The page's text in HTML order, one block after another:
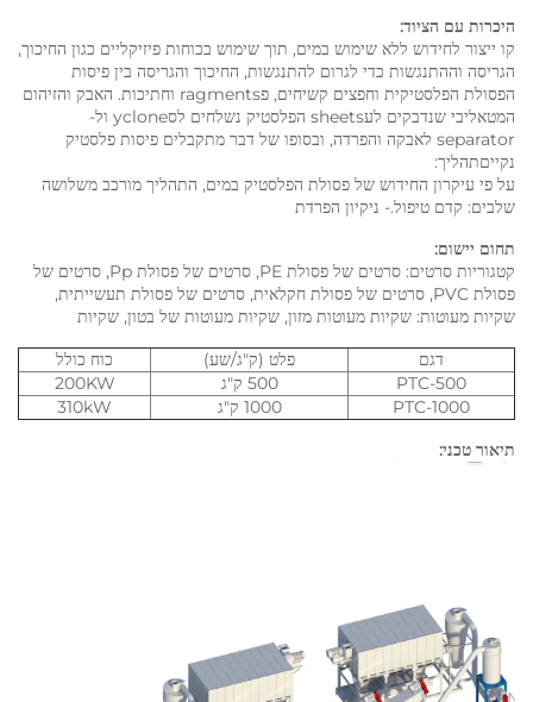
היכרות עם הציוד:
קו ייצור לחידוש ללא שימוש במים, תוך שימוש בכוחות פיזיקליים כגון החיכוך,
הגריסה וההתנגשות כדי לגרום להתנגשות, החיכוך והגריסה בין פיסות
הפסולת הפלסטיקית וחפצים קשיחים, פragments וחתיכות. האבק והזיהום
המטאליבי שנדבקים לעsheets הפלסטיק נשלחים לסyclone ול-
separator לאבקה והפרדה, ובסופו של דבר מתקבלים פיסות פלסטיק
נקייםתהליך:
על פי עיקרון החידוש של פסולת הפלסטיק במים, התהליך מורכב משלושה
שלבים: קדם טיפול.- ניקיון הפרדת
תחום יישום:
קטגוריות סרטים: סרטים של פסולת PE, סרטים של פסולת Pp, סרטים של
פסולת PVC, סרטים של פסולת חקלאית, סרטים של פסולת תעשייתית,
שקיות מעוטות: שקיות מעוטות מזון, שקיות מעוטות של בטון, שקיות
דגם
פלט (ק"ג/שע)
כוח כולל
PTC-500
500 ק"ג
200KW
PTC-1000
1000 ק"ג
310kW
תיאור טכני: